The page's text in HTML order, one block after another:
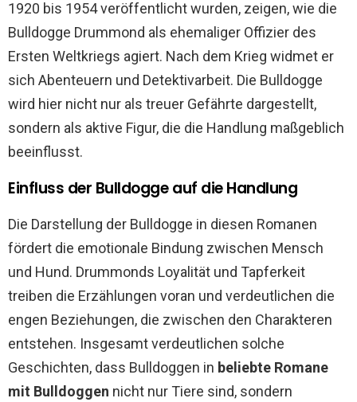
1920 bis 1954 veröffentlicht wurden, zeigen, wie die
Bulldogge Drummond als ehemaliger Offizier des
Ersten Weltkriegs agiert. Nach dem Krieg widmet er
sich Abenteuern und Detektivarbeit. Die Bulldogge
wird hier nicht nur als treuer Gefährte dargestellt,
sondern als aktive Figur, die die Handlung maßgeblich
beeinflusst.
Einfluss der Bulldogge auf die Handlung
Die Darstellung der Bulldogge in diesen Romanen
fördert die emotionale Bindung zwischen Mensch
und Hund. Drummonds Loyalität und Tapferkeit
treiben die Erzählungen voran und verdeutlichen die
engen Beziehungen, die zwischen den Charakteren
entstehen. Insgesamt verdeutlichen solche
Geschichten, dass Bulldoggen in beliebte Romane
mit Bulldoggen nicht nur Tiere sind, sondern